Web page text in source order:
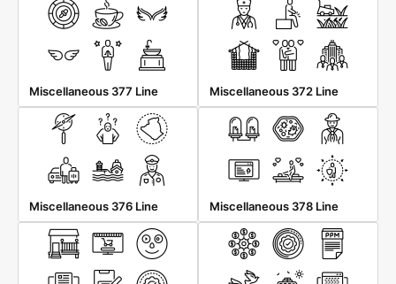
Miscellaneous 377 Line Miscellaneous 372 Line
Miscellaneous 376 Line Miscellaneous 378 Line